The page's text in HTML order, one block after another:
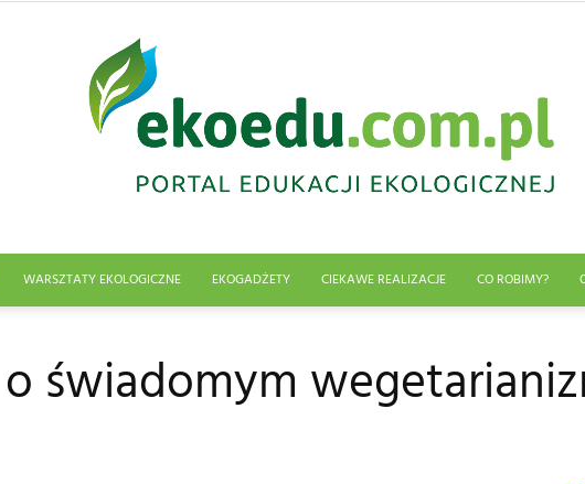
WARSZTATY EKOLOGICZNE EKOGADŻETY CIEKAWE REALIZACJE CO ROBIMY?
świadomym